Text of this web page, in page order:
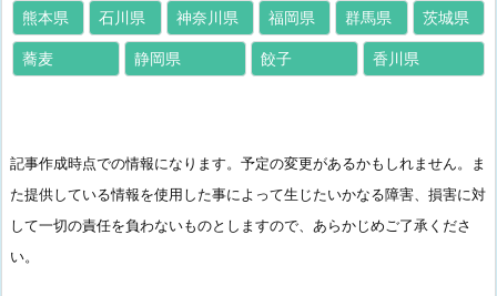
熊本県 石川県 神奈川県 福岡県 群馬県 茨城県
蕎麦 静岡県 餃子 香川県
記事作成時点での情報になります。予定の変更があるかもしれません。ま
た提供している情報を使用した事によって生じたいかなる障害、損害に対
して一切の責任を負わないものとしますので、あらかじめご了承くださ
い。